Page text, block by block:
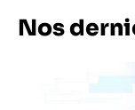
Nos